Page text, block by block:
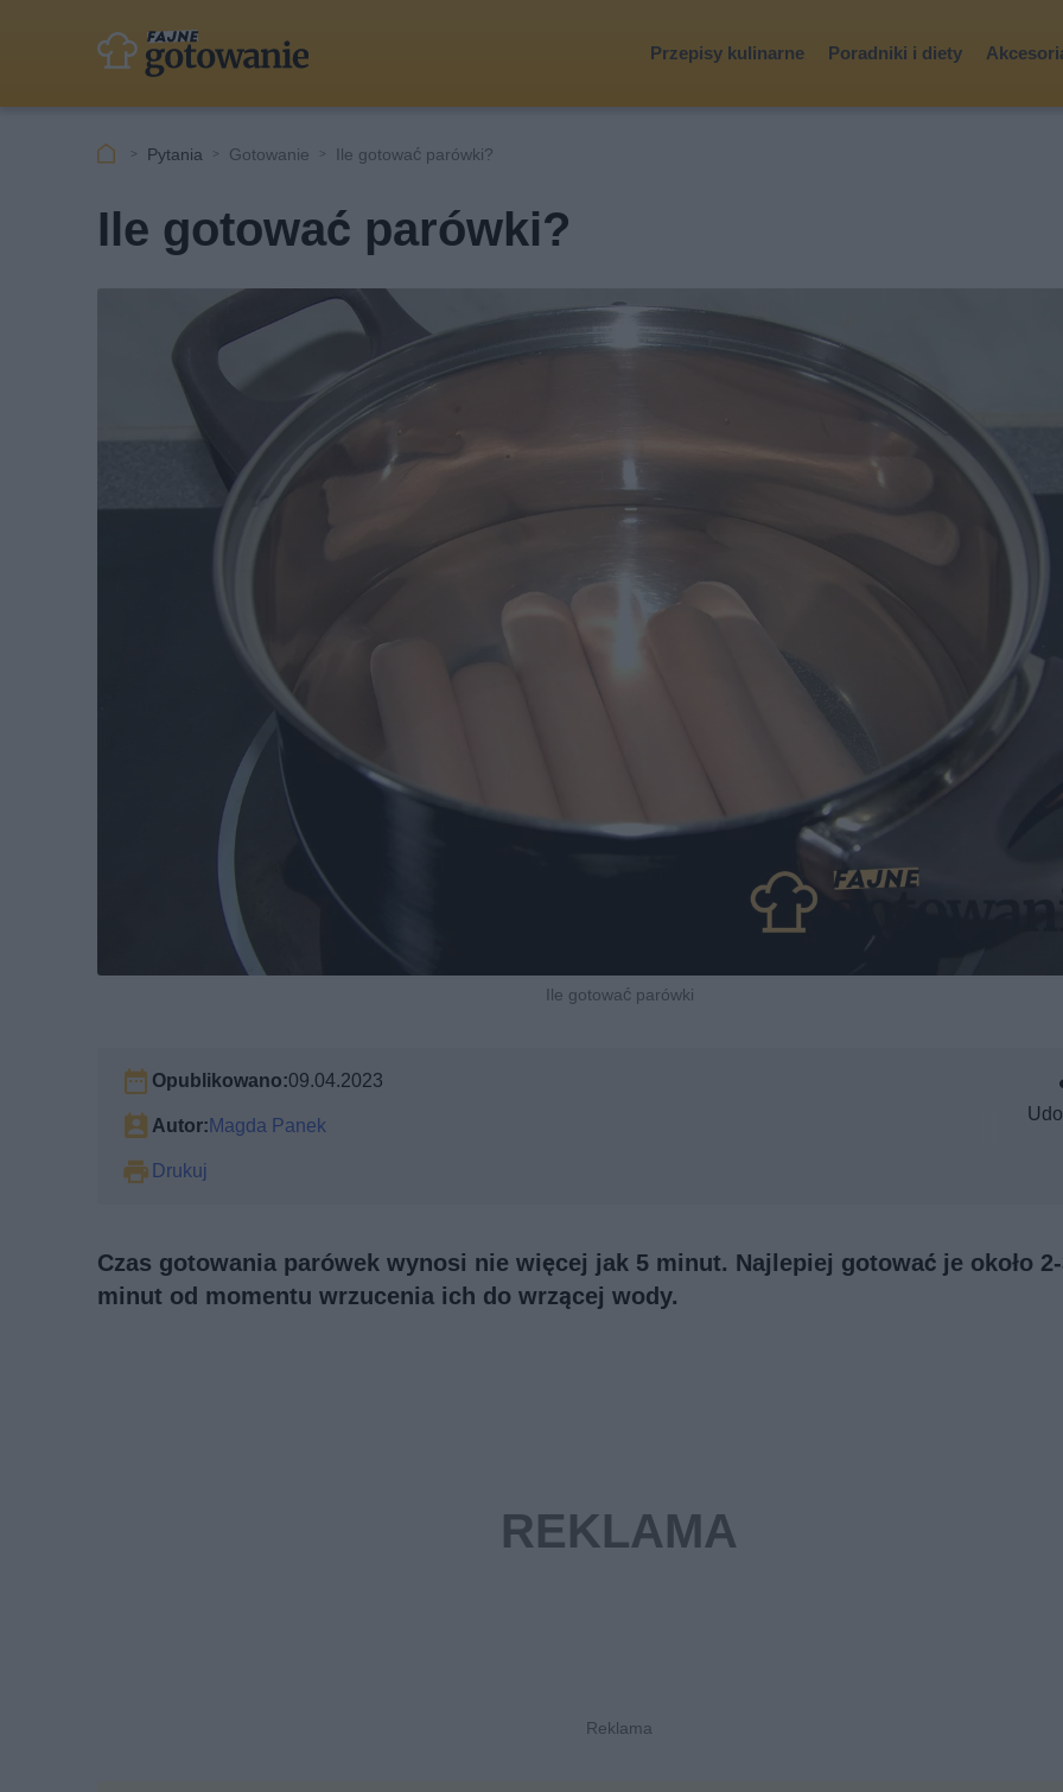
Przepisy kulinarne Poradniki i diety
Pytania Gotowanie Ile gotować parówki?
Ile gotować parówki?
Ile gotować parówki
Opublikowano:09.04.2023
Autor: Magda Panek
Drukuj
Czas gotowania parówek wynosi nie więcej jak 5 minut. Najlepiej gotować je około
minut od momentu wrzucenia ich do wrzącej wody.